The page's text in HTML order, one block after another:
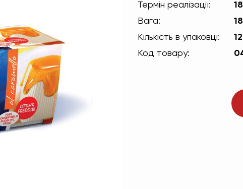
Термін реалізації:
Вага:
Кількість в упаковці:
12
Код товару: